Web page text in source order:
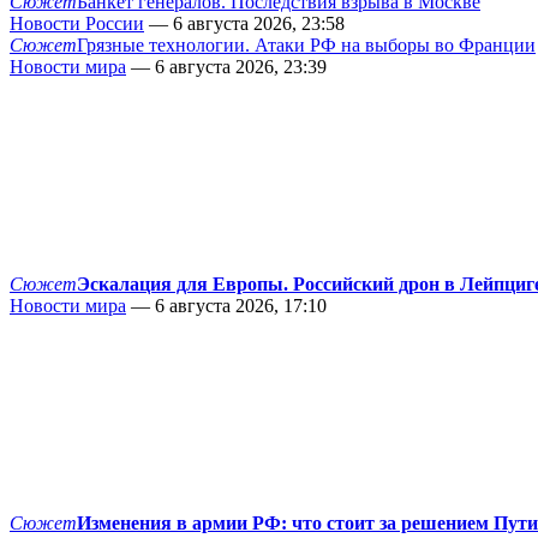
Новости России — 6 августа 2026, 23:58
СюжетГрязные технологии. Атаки РФ на выборы во Франции
Новости мира — 6 августа 2026, 23:39
СюжетЭскалация для Европы. Российский дрон в
Новости мира — 6 августа 2026, 17:10
СюжетИзменения в армии РФ: что стоит за решением